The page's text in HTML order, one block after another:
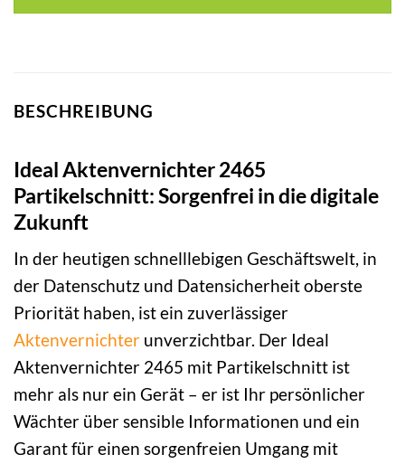
BESCHREIBUNG
Ideal Aktenvernichter 2465
Partikelschnitt: Sorgenfrei in die digitale
Zukunft
In der heutigen schnelllebigen Geschäftswelt, in
der Datenschutz und Datensicherheit oberste
Priorität haben, ist ein zuverlässiger
Aktenvernichter unverzichtbar. Der Ideal
Aktenvernichter 2465 mit Partikelschnitt ist
mehr als nur ein Gerät – er ist Ihr persönlicher
Wächter über sensible Informationen und ein
Garant für einen sorgenfreien Umgang mit